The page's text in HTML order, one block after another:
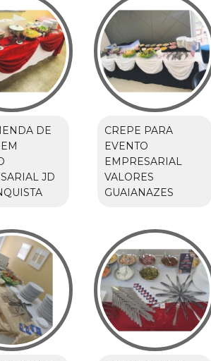
DE
JD
CREPE PARA
EVENTO
EMPRESARIAL
VALORES
GUAIANAZES